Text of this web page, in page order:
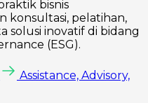
bisnis
konsultasi, pelatihan,
solusi inovatif di bidang
(ESG).
Assistance, Advisory,